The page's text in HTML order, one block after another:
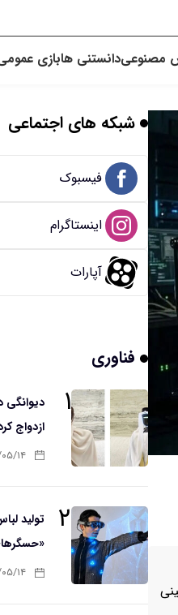
مصنوعیدانستنی هابازی
شبکه های اجتماعی
فیسبوک
اینستاگرام
آپارات
فناوری
۱
دیوانگی
ازدواج
۱۴۰۵/
۲
تولید
۱۴۰۵/